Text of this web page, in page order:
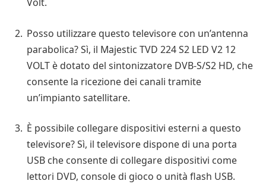
Posso utilizzare questo televisore con un’antenna
parabolica? Sì, il Majestic TVD 224 S2 LED V2 12
VOLT è dotato del sintonizzatore DVB-S/S2 HD, che
consente la ricezione dei canali tramite
un’impianto satellitare.
È possibile collegare dispositivi esterni a questo
televisore? Sì, il televisore dispone di una porta
USB che consente di collegare dispositivi come
lettori DVD, console di gioco o unità flash USB.